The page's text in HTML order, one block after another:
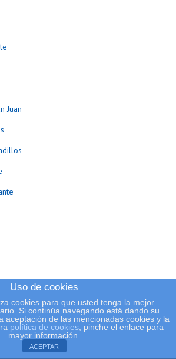
Juan
Uso de cookies
cookies para que usted tenga la mejor
Si continúa navegando está dando su
aceptación de las mencionadas cookies y la
política de cookies , pinche el enlace para
mayor información.
ACEPTAR